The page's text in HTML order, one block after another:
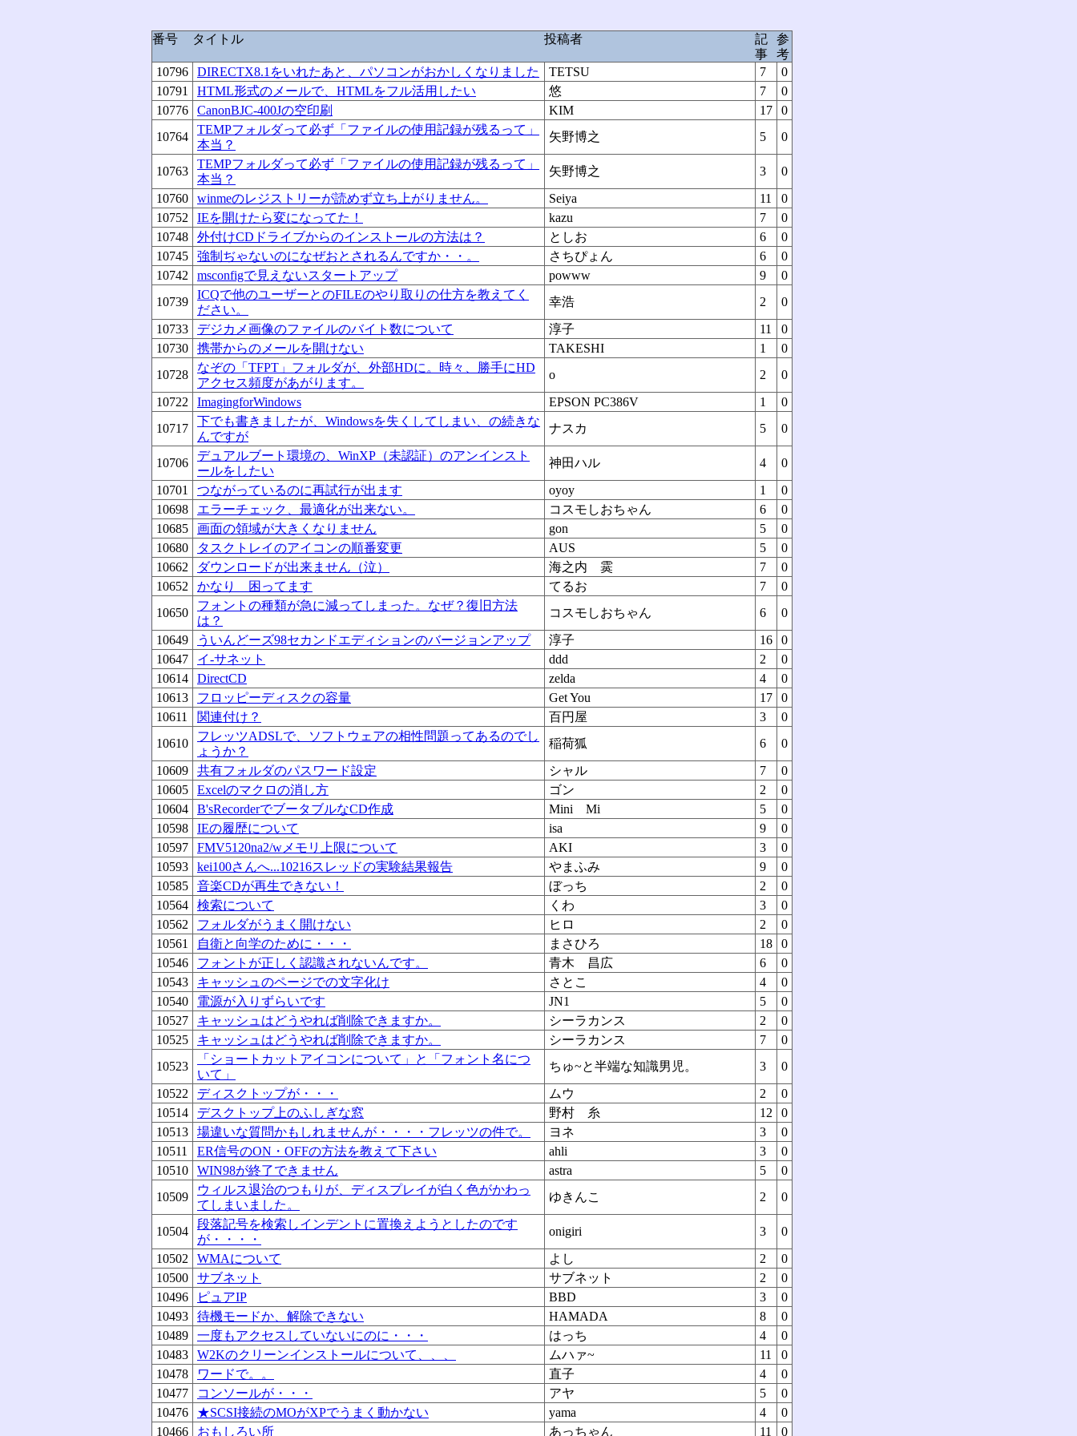
番号 タイトル 投稿者
記
事
参
考
10796
DIRECTX8.1をいれたあと、パソコンがおかしくなりました TETSU 7
0
10791
HTML形式のメールで、HTMLをフル活用したい 悠 7
0
10776
CanonBJC-400Jの空印刷 KIM 17
0
10764
TEMPフォルダって必ず「ファイルの使用記録が残るって」
本当？
矢野博之 5 0
10763
TEMPフォルダって必ず「ファイルの使用記録が残るって」
本当？
矢野博之 3
0
10760
winmeのレジストリーが読めず立ち上がりません。 Seiya 11
0
10752
IEを開けたら変になってた！ kazu 7
0
10748
外付けCDドライブからのインストールの方法は？ としお 6
0
10745
強制ぢゃないのになぜおとされるんですか・・。 さちぴょん 6
0
10742
msconfigで見えないスタートアップ powww 9
0
10739
ICQで他のユーザーとのFILEのやり取りの仕方を教えてく
ださい。
幸浩 2
0
10733
デジカメ画像のファイルのバイト数について 淳子 11
0
10730
携帯からのメールを開けない TAKESHI 1
0
10728
なぞの「TFPT」フォルダが、外部HDに。時々、勝手にHD
アクセス頻度があがります。
o 2
0
10722
ImagingforWindows EPSON PC386V 1
0
10717
下でも書きましたが、Windowsを失くしてしまい、の続きな
んですが
ナスカ 5 0
10706
デュアルブート環境の、WinXP（未認証）のアンインスト
ールをしたい
神田ハル 4
0
10701
つながっているのに再試行が出ます oyoy 1
0
10698
エラーチェック、最適化が出来ない。 コスモしおちゃん 6
0
10685
画面の領域が大きくなりません gon 5
0
10680
タスクトレイのアイコンの順番変更 AUS 5
0
10662
ダウンロードが出来ません（泣） 海之内 霙 7
0
10652
かなり 困ってます てるお 7
0
10650
フォントの種類が急に減ってしまった。なぜ？復旧方法
は？
コスモしおちゃん 6
0
10649
ういんどーズ98セカンドエディションのバージョンアップ 淳子 16
0
10647
イ-サネット ddd 2
0
10614
DirectCD zelda 4
0
10613
フロッピーディスクの容量 Get You 17
0
10611
関連付け？ 百円屋 3
0
10610
フレッツADSLで、ソフトウェアの相性問題ってあるのでし
ょうか？
稲荷狐 6
0
10609
共有フォルダのパスワード設定 シャル 7
0
10605
Excelのマクロの消し方 ゴン 2
0
10604
B'sRecorderでブータブルなCD作成 Mini Mi 5
0
10598
IEの履歴について isa 9
0
10597
FMV5120na2/wメモリ上限について AKI 3
0
10593
kei100さんへ...10216スレッドの実験結果報告 やまふみ 9
0
10585
音楽CDが再生できない！ ぼっち 2
0
10564
検索について くわ 3
0
10562
フォルダがうまく開けない ヒロ 2
0
10561
自衛と向学のために・・・ まさひろ 18
0
10546
フォントが正しく認識されないんです。 青木 昌広 6
0
10543
キャッシュのページでの文字化け さとこ 4
0
10540
電源が入りずらいです JN1 5
0
10527
キャッシュはどうやれば削除できますか。 シーラカンス 2
0
10525
キャッシュはどうやれば削除できますか。 シーラカンス 7
0
10523
「ショートカットアイコンについて」と「フォント名につ
いて」
ちゅ~と半端な知識男児。 3
0
10522
ディスクトップが・・・ ムウ 2
0
10514
デスクトップ上のふしぎな窓 野村 糸 12
0
10513
場違いな質問かもしれませんが・・・・フレッツの件で。 ヨネ 3
0
10511
ER信号のON・OFFの方法を教えて下さい ahli 3
0
10510
WIN98が終了できません astra 5
0
10509
ウィルス退治のつもりが、ディスプレイが白く色がかわっ
てしまいました。
ゆきんこ 2 0
10504
段落記号を検索しインデントに置換えようとしたのです
が・・・・
onigiri 3
0
10502
WMAについて よし 2
0
10500
サブネット サブネット 2
0
10496
ピュアIP BBD 3
0
10493
待機モードか、解除できない HAMADA 8
0
10489
一度もアクセスしていないにのに・・・ はっち 4
0
10483
W2Kのクリーンインストールについて、、、 ムハァ~ 11
0
10478
ワードで。。 直子 4
0
10477
コンソールが・・・ アヤ 5
0
10476
★SCSI接続のMOがXPでうまく動かない yama 4
0
10466
おもしろい所 あっちゃん 11 0